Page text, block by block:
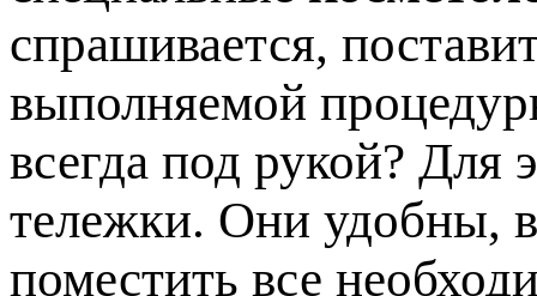
спрашивается,
выполняемой
всегда под рукой? Для
тележки. Они удобны,
поместить все